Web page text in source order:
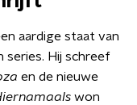
aardige staat van
series. Hij schreef
en de nieuwe
won